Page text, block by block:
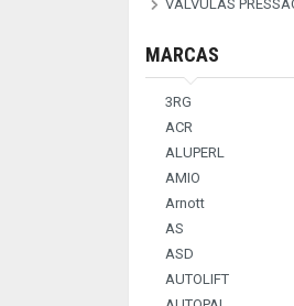
EGR
VALVULAS
MARCAS
3RG
ACR
ALUPERL
AMIO
Arnott
AS
ASD
AUTOLIFT